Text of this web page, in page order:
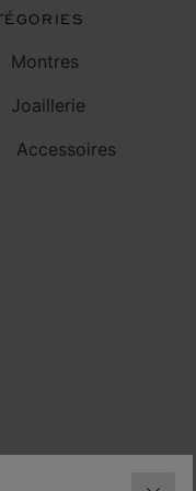
Montres
Joaillerie
Accessoires